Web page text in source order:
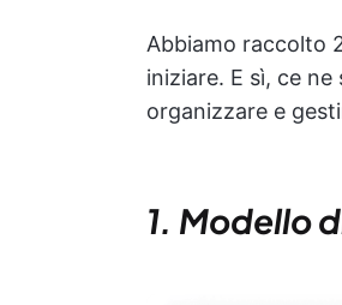
Abbiamo raccolto
iniziare. E sì, ce
organizzare e
1. Modello